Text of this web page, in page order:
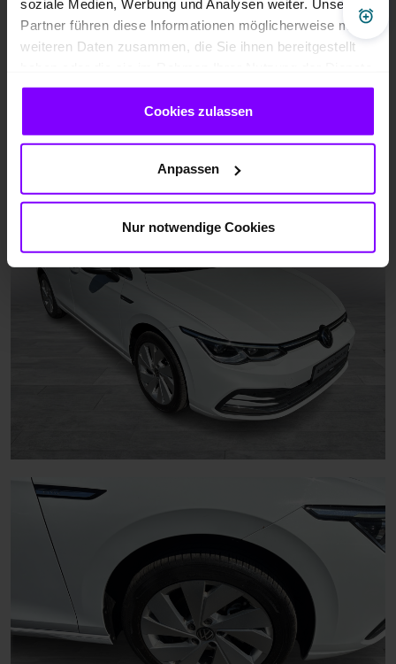
soziale Medien, Werbung und Analysen weiter. Unsere
Partner führen diese Informationen möglicherweise mit
weiteren Daten zusammen, die Sie ihnen bereitgestellt
gesammelt haben.
Cookies zulassen
Anpassen
Nur notwendige Cookies